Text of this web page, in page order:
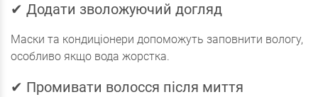
✔ Додати зволожуючий догляд
Маски та кондиціонери допоможуть заповнити вологу,
особливо якщо вода жорстка.
✔ Промивати волосся після миття